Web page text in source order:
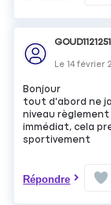
Le14 février
Bonjour
tout d'abord ne
niveau
immédiat, cela
sportivement
Répondre